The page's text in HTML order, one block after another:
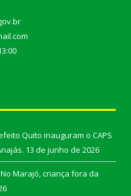
Quito inauguram o CAPS
13 de junho de 2026
“No Marajó, criança fora da